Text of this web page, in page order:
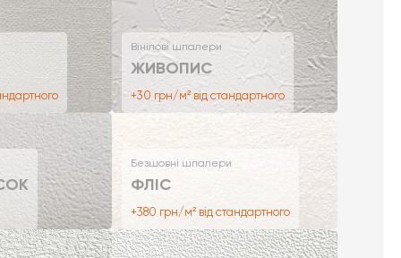
Вінілові шпалери
ЖИВОПИС
+30 грн/м² від стандартного
Безшовні шпалери
ФЛІС
+380 грн/м² від стандартного